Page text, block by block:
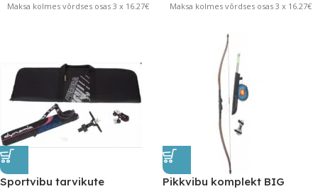
Maksa kolmes võrdses osas 3 x 16.27€ Maksa kolmes võrdses osas 3 x 16.27€
Sportvibu tarvikute
Pikkvibu komplekt BIG